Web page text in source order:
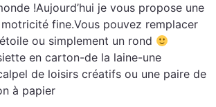
!Aujourd’hui je vous propose une
fine.Vous pouvez remplacer
ou simplement un rond
en carton-de la laine-une
de loisirs créatifs ou une paire de
à papier